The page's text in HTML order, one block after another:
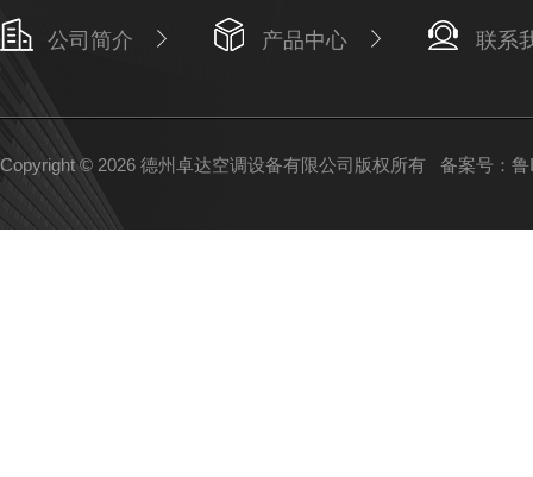
公司简介 产品中心 联系
Copyright © 2026 德州卓达空调设备有限公司版权所有 备案号：